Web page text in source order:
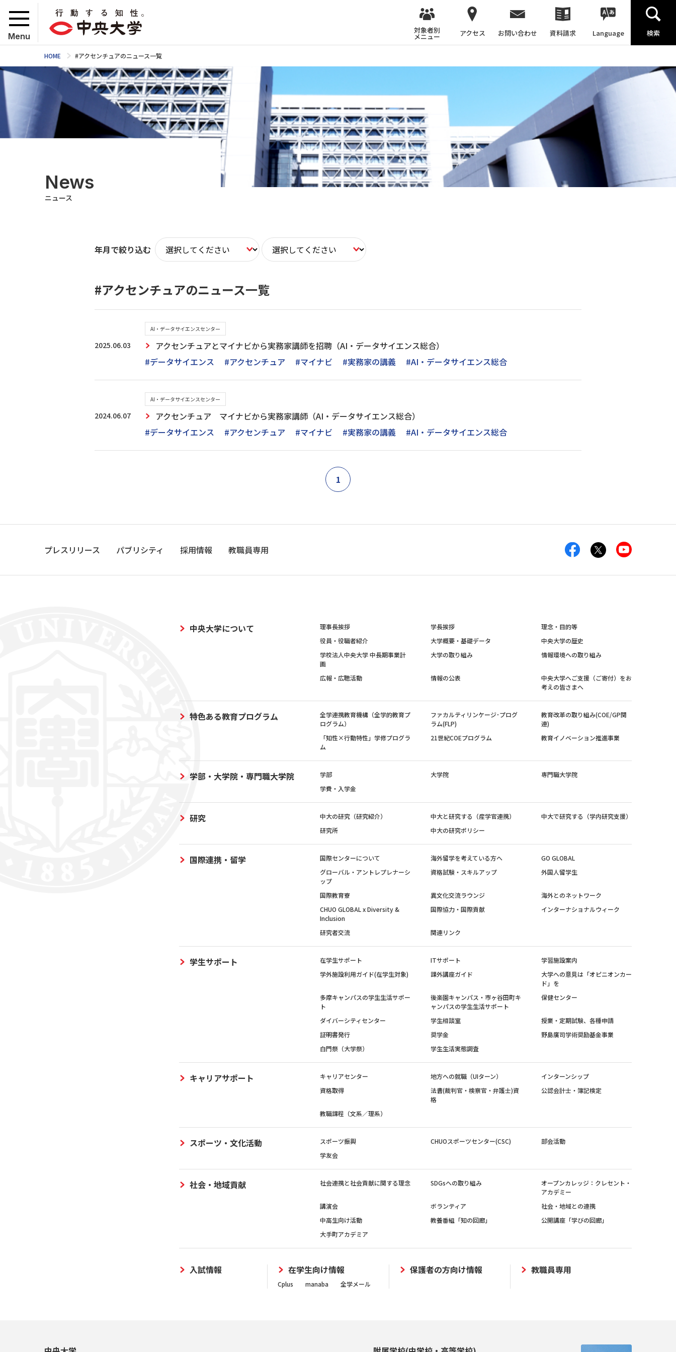
Menu
対象者別
メニュー アクセス お問い合わせ 資料請求 Language 検索
HOME #アクセンチュアのニュース一覧
News
ニュース
年月で絞り込む
#アクセンチュアのニュース一覧
2025.06.03
AI・データサイエンスセンター
アクセンチュアとマイナビから実務家講師を招聘（AI・データサイエンス総合）
#データサイエンス
#アクセンチュア #マイナビ #実務家の講義 #AI・データサイエンス総合
2024.06.07
AI・データサイエンスセンター
アクセンチュア マイナビから実務家講師（AI・データサイエンス総合）
#データサイエンス
#アクセンチュア #マイナビ #実務家の講義 #AI・データサイエンス総合
1
プレスリリース パブリシティ 採用情報 教職員専用
中央大学について 理事長挨拶 学長挨拶
理念・目的等
役員・役職者紹介
大学概要・基礎データ
中央大学の歴史
学校法人中央大学 中長期事業計
画
大学の取り組み 情報環境への取り組み
広報・広聴活動 情報の公表
中央大学へご支援（ご寄付）をお
考えの皆さまへ
特色ある教育プログラム
全学連携教育機構（全学的教育プ
ログラム）
ファカルティリンケージ･プログ
ラム(FLP)
教育改革の取り組み(COE/GP関
連)
「知性×行動特性」学修プログラ
ム
21世紀COEプログラム 教育イノベーション推進事業
学部・大学院・専門職大学院 学部 大学院
専門職大学院
学費・入学金
研究 中大の研究（研究紹介） 中大と研究する（産学官連携）
中大で研究する（学内研究支援）
研究所
中大の研究ポリシー
国際連携・留学 国際センターについて 海外留学を考えている方へ
GO GLOBAL
グローバル・アントレプレナーシ
ップ
資格試験・スキルアップ 外国人留学生
国際教育寮 異文化交流ラウンジ
海外とのネットワーク
CHUO GLOBAL x Diversity &
Inclusion
国際協力・国際貢献 インターナショナルウィーク
研究者交流 関連リンク
学生サポート 在学生サポート ITサポート
学習施設案内
学外施設利用ガイド(在学生対象)
課外講座ガイド
大学への意見は「オピニオンカー
ド」を
多摩キャンパスの学生生活サポー
ト
後楽園キャンパス・市ヶ谷田町キ
ャンパスの学生生活サポート
保健センター
ダイバーシティセンター 学生相談室
授業・定期試験、各種申請
証明書発行
奨学金
野島廣司学術奨励基金事業
白門祭（大学祭）
学生生活実態調査
キャリアサポート キャリアセンター 地方への就職（UIターン）
インターンシップ
資格取得
法曹(裁判官・検察官・弁護士)資
格
公認会計士・簿記検定
教職課程（文系／理系）
スポーツ・文化活動 スポーツ振興 CHUOスポーツセンター(CSC)
部会活動
学友会
社会・地域貢献 社会連携と社会貢献に関する理念 SDGsへの取り組み
オープンカレッジ：クレセント・
アカデミー
講演会
ボランティア
社会・地域との連携
中高生向け活動
教養番組「知の回廊」
公開講座「学びの回廊」
大手町アカデミア
入試情報 在学生向け情報
Cplus manaba 全学メール
保護者の方向け情報 教職員専用